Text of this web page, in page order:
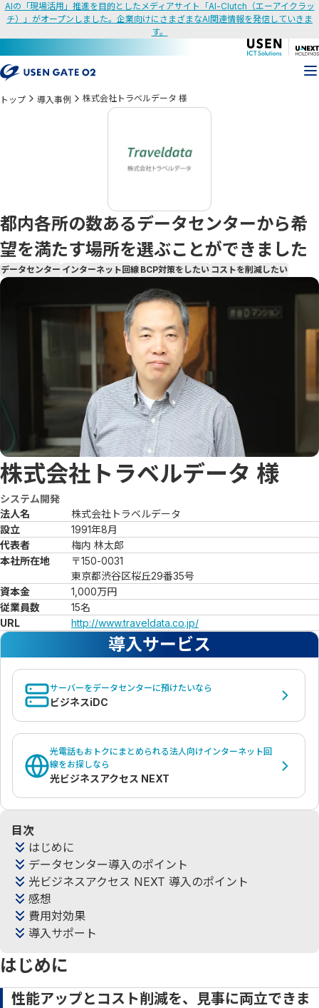
AIの「現場活用」推進を目的としたメディアサイト「AI-Clutch（エーアイクラッ
チ）」がオープンしました。企業向けにさまざまなAI関連情報を発信していきま
す。
トップ 導入事例 株式会社トラベルデータ 様
都内各所の数あるデータセンターから希
望を満たす場所を選ぶことができました
データセンター インターネット回線 BCP対策をしたい コストを削減したい
株式会社トラベルデータ 様
システム開発
法人名
株式会社トラベルデータ
設立
1991年8月
代表者
梅内 林太郎
本社所在地
〒150-0031
東京都渋谷区桜丘29番35号
資本金
1,000万円
従業員数
15名
URL
http://www.traveldata.co.jp/
導入サービス
サーバーをデータセンターに預けたいなら
ビジネスiDC
光電話もおトクにまとめられる法人向けインターネット回
線をお探しなら
光ビジネスアクセス NEXT
目次
はじめに
データセンター導入のポイント
光ビジネスアクセス NEXT 導入のポイント
感想
費用対効果
導入サポート
はじめに
性能アップとコスト削減を、見事に両立できま